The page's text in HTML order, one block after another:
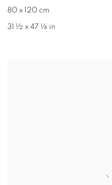
80 x 120 cm
31 ½ x 47 ¼ in